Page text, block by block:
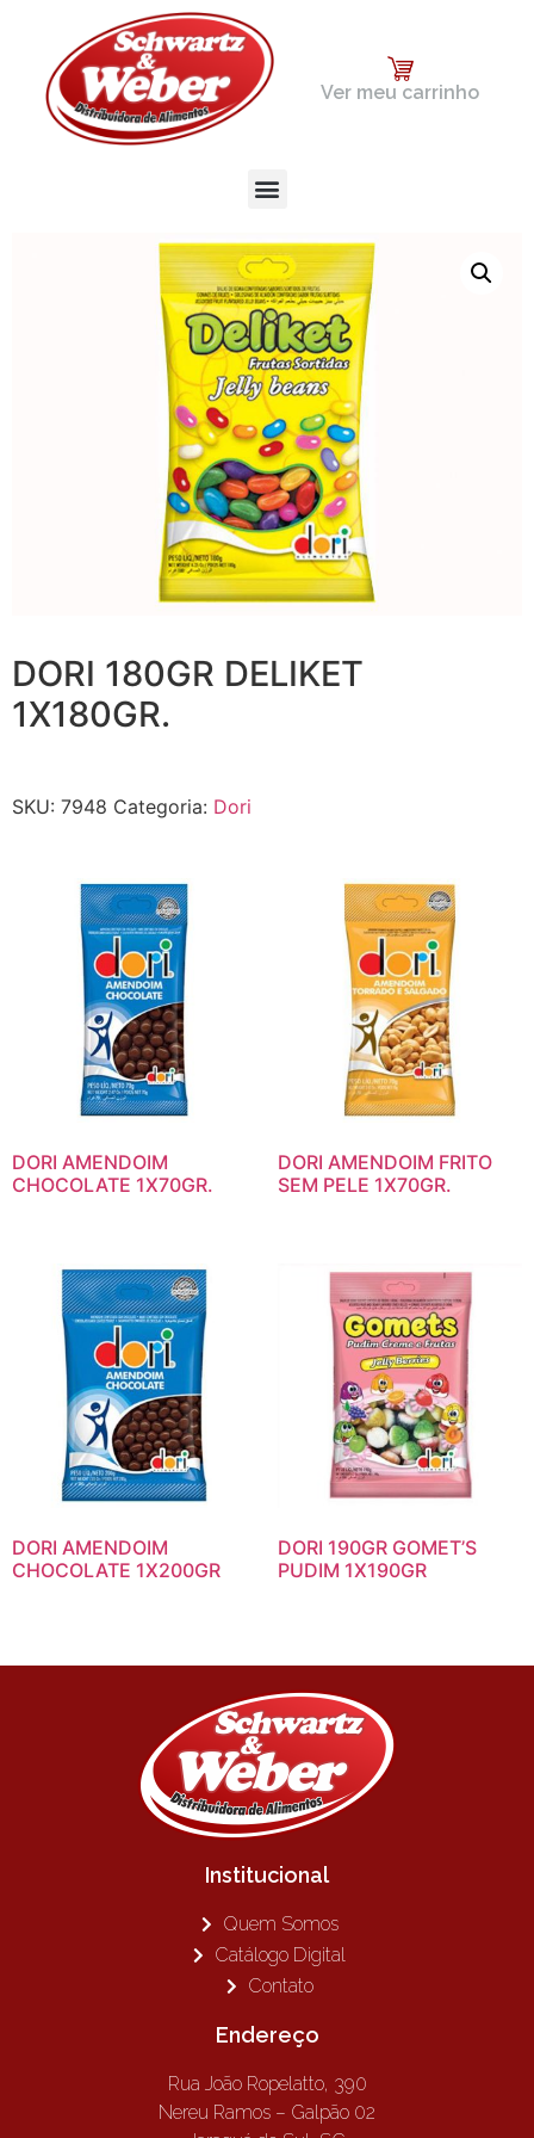
Ver meu carrinho
DORI 180GR DELIKET
1X180GR.
SKU: 7948 Categoria: Dori
DORI AMENDOIM
CHOCOLATE 1X70GR.
DORI AMENDOIM FRITO
SEM PELE 1X70GR.
DORI AMENDOIM
CHOCOLATE 1X200GR
DORI 190GR GOMET’S
PUDIM 1X190GR
Institucional
Quem Somos
Catálogo Digital
Contato
Endereço
Rua João Ropelatto, 390
Nereu Ramos – Galpão 02